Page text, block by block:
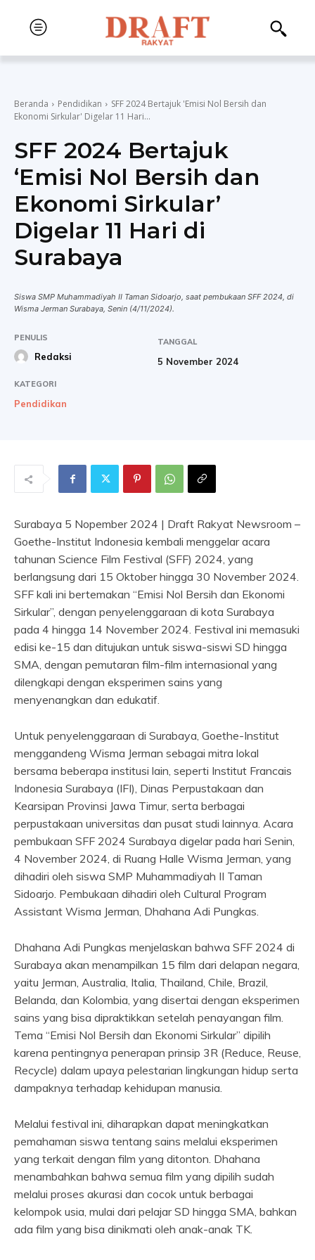
Beranda Pendidikan
SFF 2024 Bertajuk 'Emisi Nol Bersih dan
Ekonomi Sirkular' Digelar 11 Hari...
SFF 2024 Bertajuk
‘Emisi Nol Bersih dan
Ekonomi Sirkular’
Digelar 11 Hari di
Surabaya
Siswa SMP Muhammadiyah II Taman Sidoarjo, saat pembukaan SFF 2024, di
Wisma Jerman Surabaya, Senin (4/11/2024).
PENULIS
Redaksi
TANGGAL
5 November 2024
KATEGORI
Pendidikan
Surabaya 5 Nopember 2024 | Draft Rakyat Newsroom –
Goethe-Institut Indonesia kembali menggelar acara
tahunan Science Film Festival (SFF) 2024, yang
berlangsung dari 15 Oktober hingga 30 November 2024.
SFF kali ini bertemakan “Emisi Nol Bersih dan Ekonomi
Sirkular”, dengan penyelenggaraan di kota Surabaya
pada 4 hingga 14 November 2024. Festival ini memasuki
edisi ke-15 dan ditujukan untuk siswa-siswi SD hingga
SMA, dengan pemutaran film-film internasional yang
dilengkapi dengan eksperimen sains yang
menyenangkan dan edukatif.
Untuk penyelenggaraan di Surabaya, Goethe-Institut
menggandeng Wisma Jerman sebagai mitra lokal
bersama beberapa institusi lain, seperti Institut Francais
Indonesia Surabaya (IFI), Dinas Perpustakaan dan
Kearsipan Provinsi Jawa Timur, serta berbagai
perpustakaan universitas dan pusat studi lainnya. Acara
pembukaan SFF 2024 Surabaya digelar pada hari Senin,
4 November 2024, di Ruang Halle Wisma Jerman, yang
dihadiri oleh siswa SMP Muhammadiyah II Taman
Sidoarjo. Pembukaan dihadiri oleh Cultural Program
Assistant Wisma Jerman, Dhahana Adi Pungkas.
Dhahana Adi Pungkas menjelaskan bahwa SFF 2024 di
Surabaya akan menampilkan 15 film dari delapan negara,
yaitu Jerman, Australia, Italia, Thailand, Chile, Brazil,
Belanda, dan Kolombia, yang disertai dengan eksperimen
sains yang bisa dipraktikkan setelah penayangan film.
Tema “Emisi Nol Bersih dan Ekonomi Sirkular” dipilih
karena pentingnya penerapan prinsip 3R (Reduce, Reuse,
Recycle) dalam upaya pelestarian lingkungan hidup serta
dampaknya terhadap kehidupan manusia.
Melalui festival ini, diharapkan dapat meningkatkan
pemahaman siswa tentang sains melalui eksperimen
yang terkait dengan film yang ditonton. Dhahana
menambahkan bahwa semua film yang dipilih sudah
melalui proses akurasi dan cocok untuk berbagai
kelompok usia, mulai dari pelajar SD hingga SMA, bahkan
ada film yang bisa dinikmati oleh anak-anak TK.